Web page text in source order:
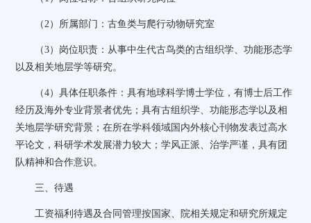
（2）所属部门：古鱼类与爬行动物研究室
（3）岗位职责：从事中生代古鸟类的古组织学、功能形态学
以及相关地层学等研究。
（4）具体任职条件：具有地球科学博士学位，有博士后工作
经历及海外专业背景者优先；具有古组织学、功能形态学以及相
关地层学研究背景；在所在学科领域国内外核心刊物发表过高水
平论文，科研学术发展潜力较大；学风正派、治学严谨，具有团
队精神和合作意识。
三、待遇
工资福利待遇及合同管理按国家、院相关规定和研究所规定